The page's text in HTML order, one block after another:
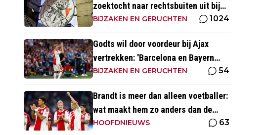
zoektocht naar rechtsbuiten uit bij
Couto'
BIJZAKEN EN GERUCHTEN 1024
Godts wil door voordeur bij Ajax
vertrekken: 'Barcelona en Bayern
waren ook heel serieus'
BIJZAKEN EN GERUCHTEN 54
Brandt is meer dan alleen voetballer:
wat maakt hem zo anders dan de
'gemiddelde' voetballer?
HOOFDNIEUWS 63